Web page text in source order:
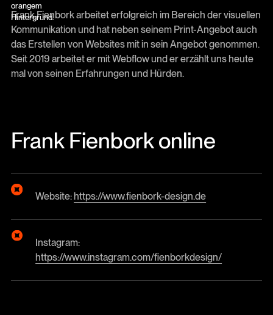
Frank Fienbork arbeitet erfolgreich im Bereich der visuellen
Kommunikation und hat neben seinem Print-Angebot auch
das Erstellen von Websites mit in sein Angebot genommen.
Seit 2019 arbeitet er mit Webflow und er erzählt uns heute
mal von seinen Erfahrungen und Hürden.
Frank Fienbork online
Website: https://www.fienbork-design.de
Instagram:
https://www.instagram.com/fienborkdesign/